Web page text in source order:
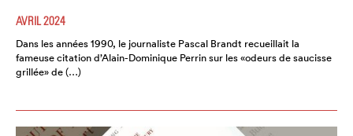
AVRIL 2024
Dans les années 1990, le journaliste Pascal Brandt recueillait la
fameuse citation d’Alain-Dominique Perrin sur les «odeurs de saucisse
grillée» de (…)